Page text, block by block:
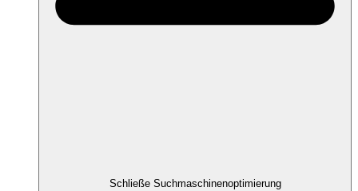
Schließe Suchmaschinenoptimierung